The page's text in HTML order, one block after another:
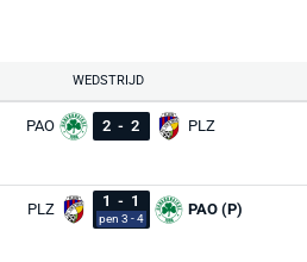
WEDSTRIJD
PAO 2 - 2
PLZ
PLZ 1 - 1
pen 3 - 4
PAO (P)